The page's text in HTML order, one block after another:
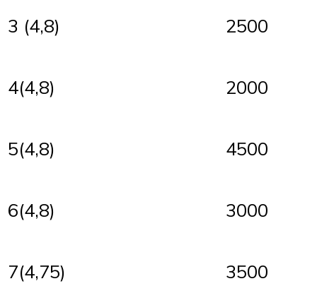
3 (4,8) 2500
4(4,8) 2000
5(4,8) 4500
6(4,8) 3000
7(4,75) 3500